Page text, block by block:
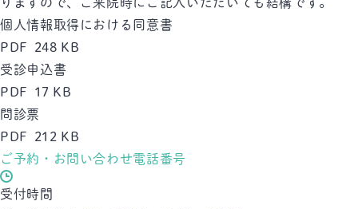
個人情報取得における同意書
PDF 248 KB
受診申込書
PDF 17 KB
問診票
PDF 212 KB
ご予約・お問い合わせ電話番号
受付時間